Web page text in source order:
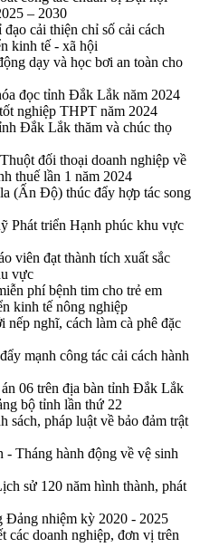
– 2030
cải thiện chỉ số cải cách
kinh tế - xã hội
dạy và học bơi an toàn cho
đọc tỉnh Đắk Lắk năm 2024
nghiệp THPT năm 2024
Đắk Lắk thăm và chúc thọ
đối thoại doanh nghiệp về
thuế lần 1 năm 2024
(Ấn Độ) thúc đẩy hợp tác song
Phát triển Hạnh phúc khu vực
viên đạt thành tích xuất sắc
vực
phí bệnh tim cho trẻ em
kinh tế nông nghiệp
nghĩ, cách làm cà phê đặc
mạnh công tác cải cách hành
06 trên địa bàn tỉnh Đắk Lắk
bộ tỉnh lần thứ 22
sách, pháp luật về bảo đảm trật
- Tháng hành động về vệ sinh
sử 120 năm hình thành, phát
Đảng nhiệm kỳ 2020 - 2025
các doanh nghiệp, đơn vị trên